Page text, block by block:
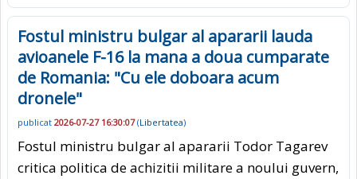
Fostul ministru bulgar al apararii lauda
avioanele F-16 la mana a doua cumparate
de Romania: "Cu ele doboara acum
dronele"
publicat 2026-07-27 16:30:07(Libertatea)
Fostul ministru bulgar al apararii Todor Tagarev
critica politica de achizitii militare a noului guvern,